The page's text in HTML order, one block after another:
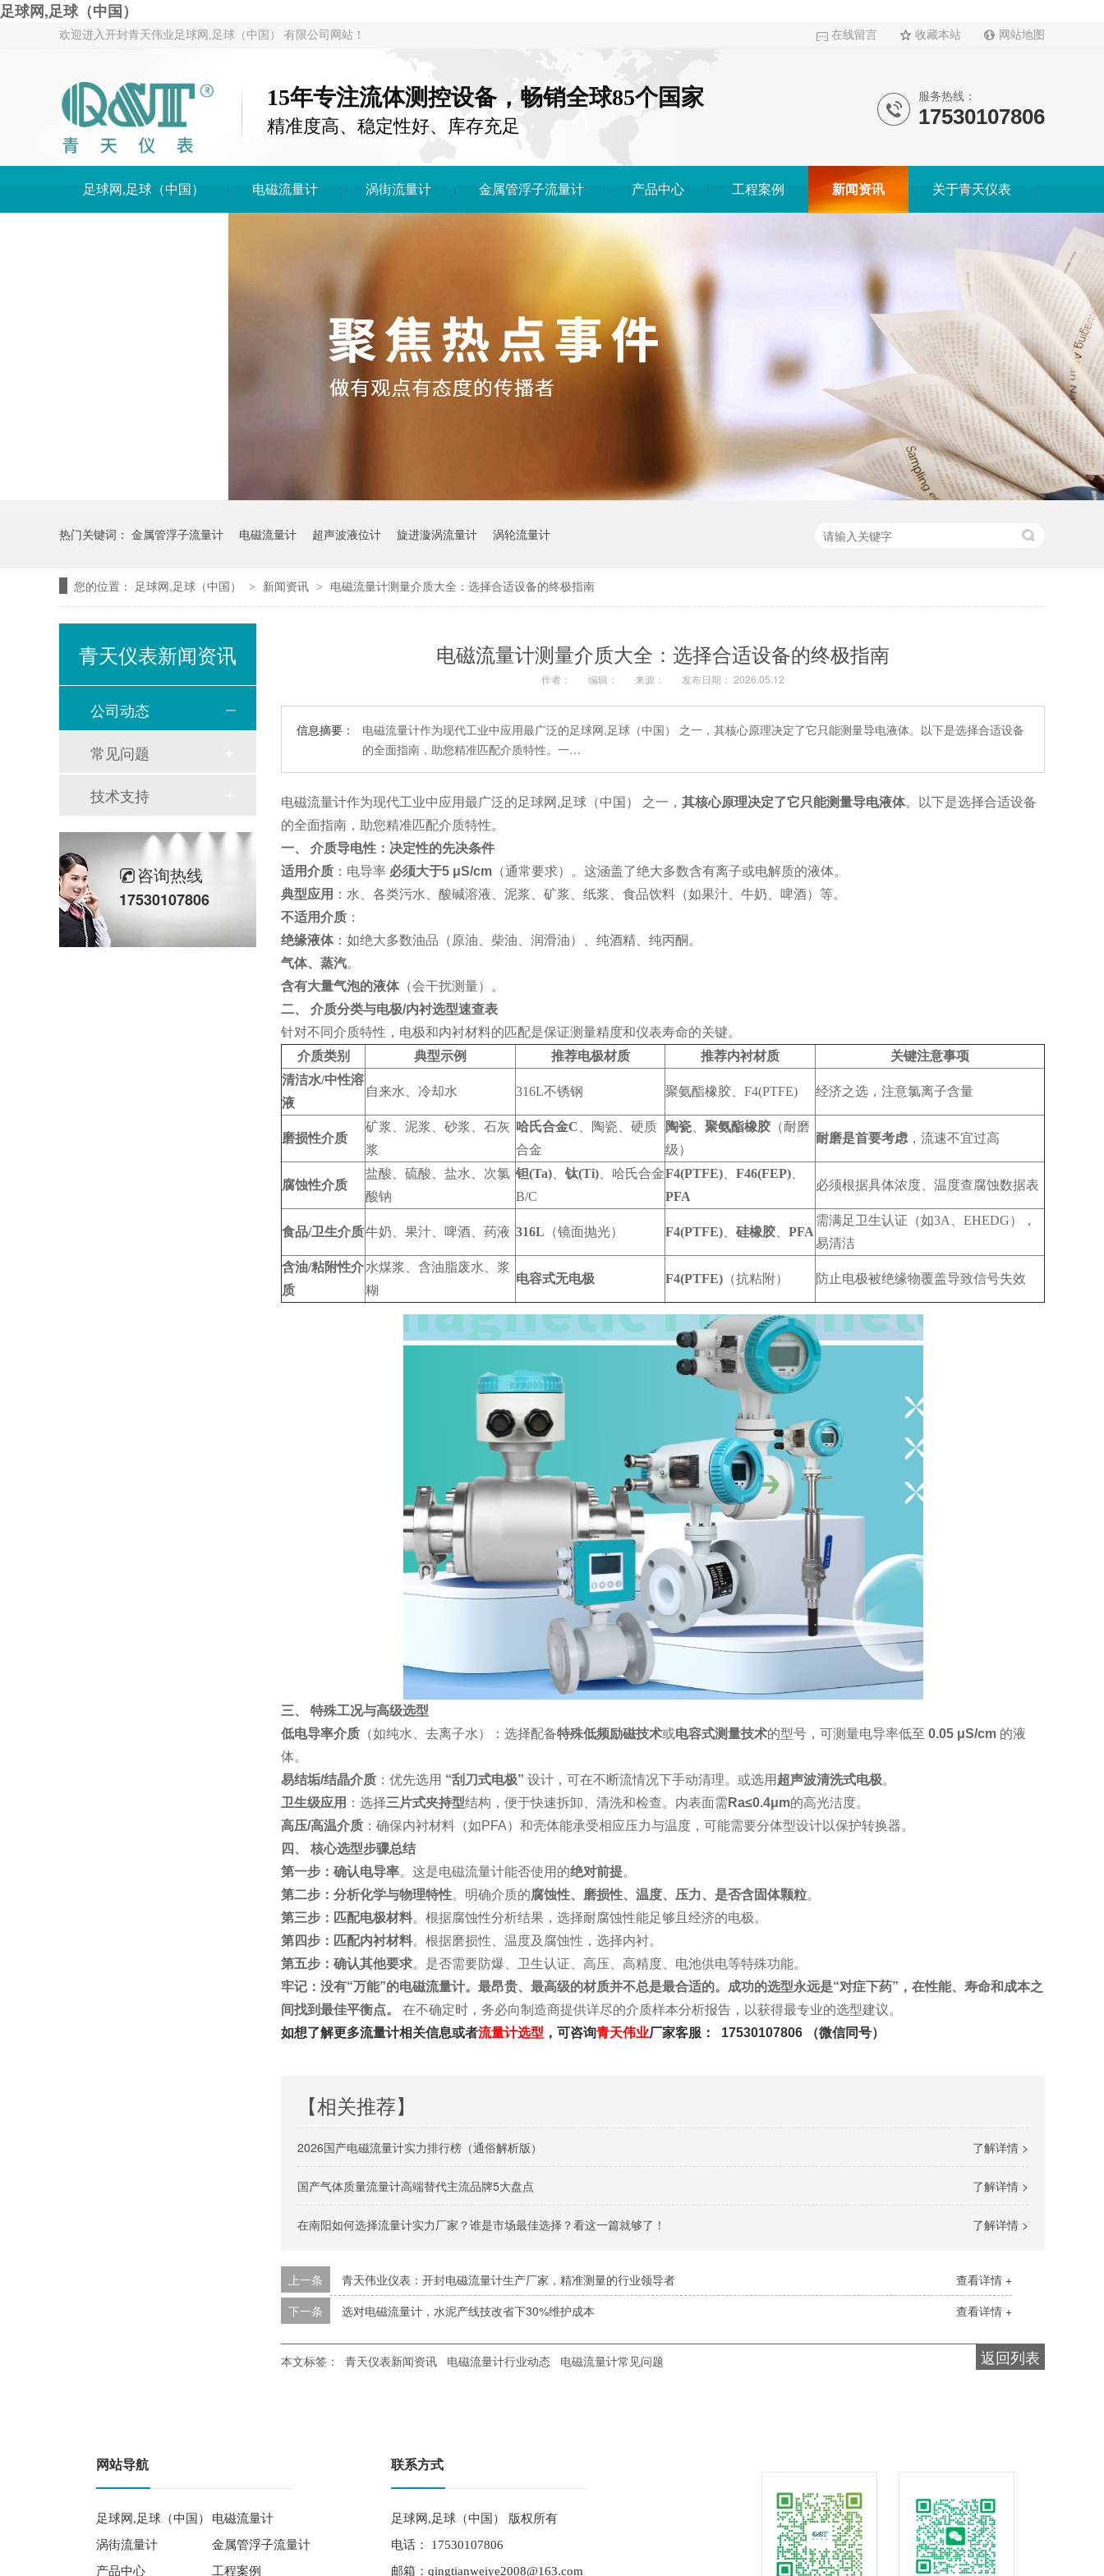
足球网,足球（中国）
在线留言 收藏本站 网站地图
欢迎进入开封青天伟业足球网,足球（中国） 有限公司网站！
15年专注流体测控设备，畅销全球85个国家
精准度高、稳定性好、库存充足
服务热线：
17530107806
足球网,足球（中国） 电磁流量计 涡街流量计 金属管浮子流量计 产品中心 工程案例 新闻资讯 关于青天仪表
热门关键词： 金属管浮子流量计 电磁流量计 超声波液位计 旋进漩涡流量计 涡轮流量计
您的位置： 足球网,足球（中国） > 新闻资讯 > 电磁流量计测量介质大全：选择合适设备的终极指南
电磁流量计测量介质大全：选择合适设备的终极指南
作者： 编辑： 来源： 发布日期： 2026.05.12
信息摘要：
电磁流量计作为现代工业中应用最广泛的足球网,足球（中国） 之一，其核心原理决定了它只能测量导电液体。以下是选择合适设备
的全面指南，助您精准匹配介质特性。一…
电磁流量计作为现代工业中应用最广泛的足球网,足球（中国） 之一， 其核心原理决定了它只能测量导电液体。以下是选择合适设备
的全面指南，助您精准匹配介质特性。
一、 介质导电性：决定性的先决条件
适用介质 ：电导率 必须大于5 μS/cm （通常要求）。这涵盖了绝大多数含有离子或电解质的液体。
典型应用 ：水、各类污水、酸碱溶液、泥浆、矿浆、纸浆、食品饮料（如果汁、牛奶、啤酒）等。
不适用介质 ：
绝缘液体：如绝大多数油品（原油、柴油、润滑油）、纯酒精、纯丙酮。
气体、蒸汽。
含有大量气泡的液体（会干扰测量）。
二、 介质分类与电极/内衬选型速查表
针对不同介质特性，电极和内衬材料的匹配是保证测量精度和仪表寿命的关键。
介质类别
典型示例 推荐电极材质 推荐内衬材质
关键注意事项
清洁水/中性溶
液
自来水、冷却水 316L不锈钢 聚氨酯橡胶、F4(PTFE) 经济之选，注意氯离子含量
磨损性介质
矿浆、泥浆、砂浆、石灰
浆
哈氏合金C 、陶瓷、硬质
合金
陶瓷 聚氨酯橡胶 （耐磨
级）
耐磨是首要考虑 ，流速不宜过高
腐蚀性介质
盐酸、硫酸、盐水、次氯
酸钠
钽(Ta) 钛(Ti) 、哈氏合金
B/C
F4(PTFE) F46(FEP)
PFA
必须根据具体浓度、温度查腐蚀数据表
食品/卫生介质牛奶、果汁、啤酒、药液 316L （镜面抛光） F4(PTFE) 硅橡胶 PFA
需满足卫生认证（如3A、EHEDG），
易清洁
含油/粘附性介
质
水煤浆、含油脂废水、浆
糊
电容式无电极 F4(PTFE) （抗粘附） 防止电极被绝缘物覆盖导致信号失效
三、 特殊工况与高级选型
低电导率介质 （如纯水、去离子水）：选择配备特殊低频励磁技术或电容式测量技术的型号，可测量电导率低至 0.05 μS/cm 的液
体。
易结垢/结晶介质 ：优先选用 “刮刀式电极” 设计，可在不断流情况下手动清理。或选用 超声波清洗式电极。
卫生级应用 ：选择三片式夹持型结构，便于快速拆卸、清洗和检查。内表面需 Ra≤0.4μm的高光洁度。
高压/高温介质 ：确保内衬材料（如PFA）和壳体能承受相应压力与温度，可能需要分体型设计以保护转换器。
四、 核心选型步骤总结
第一步：确认电导率。这是电磁流量计能否使用的绝对前提。
第二步：分析化学与物理特性。明确介质的腐蚀性、磨损性、温度、压力、是否含固体颗粒。
第三步：匹配电极材料。根据腐蚀性分析结果，选择耐腐蚀性能足够且经济的电极。
第四步：匹配内衬材料。根据磨损性、温度及腐蚀性，选择内衬。
第五步：确认其他要求。是否需要防爆、卫生认证、高压、高精度、电池供电等特殊功能。
牢记：没有“万能”的电磁流量计。最昂贵、最高级的材质并不总是最合适的。成功的选型永远是“对症下药”，在性能、寿命和成本之
间找到最佳平衡点。
在不确定时，务必向制造商提供详尽的介质样本分析报告，以获得最专业的选型建议。
如想了解更多流量计相关信息或者流量计选型 ，可咨询青天伟业厂家客服： 17530107806 （微信同号）
【相关推荐】
了解详情 >
2026国产电磁流量计实力排行榜（通俗解析版）
了解详情 >
国产气体质量流量计高端替代主流品牌5大盘点
了解详情 >
在南阳如何选择流量计实力厂家？谁是市场最佳选择？看这一篇就够了！
查看详情 +
上一条
青天伟业仪表：开封电磁流量计生产厂家，精准测量的行业领导者
查看详情 +
下一条 选对电磁流量计，水泥产线技改省下30%维护成本
返回列表
本文标签： 青天仪表新闻资讯 电磁流量计行业动态 电磁流量计常见问题
青天仪表新闻资讯
公司动态
常见问题
技术支持
咨询热线
17530107806
网站导航
足球网,足球（中国）
电磁流量计
涡街流量计
金属管浮子流量计
产品中心
工程案例
联系方式
足球网,足球（中国） 版权所有
电话： 17530107806
邮箱：qingtianweiye2008@163.com